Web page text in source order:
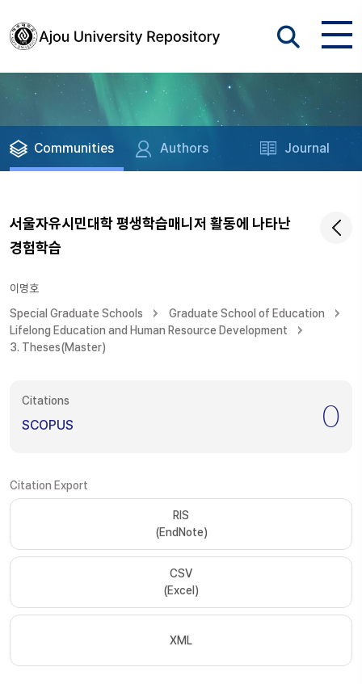
Communities Authors Journal
서울자유시민대학 평생학습매니저 활동에 나타난
경험학습
이명호
Special Graduate Schools
Graduate School of Education
Lifelong Education and Human Resource Development
3. Theses(Master)
Citations
SCOPUS 0
Citation Export
RIS
(EndNote)
CSV
(Excel)
XML